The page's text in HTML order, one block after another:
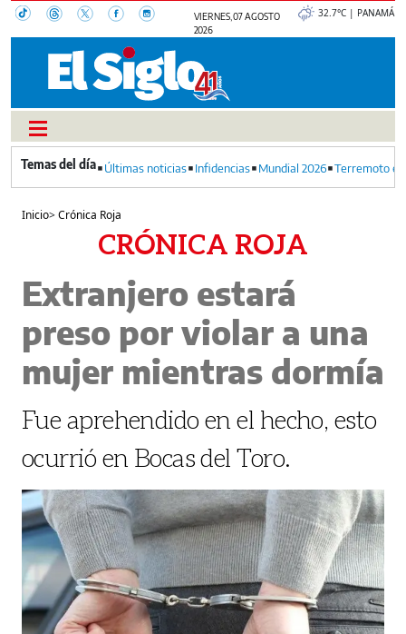
VIERNES, 07 AGOSTO
2026
32.7°C | PANAMÁ
Últimas noticias Infidencias Mundial 2026 Terremoto
Inicio>Crónica Roja
CRÓNICA ROJA
Extranjero estará
preso por violar a una
mujer mientras dormía
Fue aprehendido en el hecho, esto
ocurrió en Bocas del Toro.